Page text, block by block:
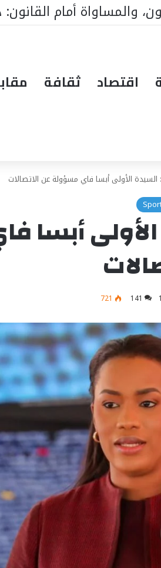
في تيواون
اقتصاد ثقافة
الأولى أبسا فاي مسؤولة عن الاتصالات
أبسا
141
721